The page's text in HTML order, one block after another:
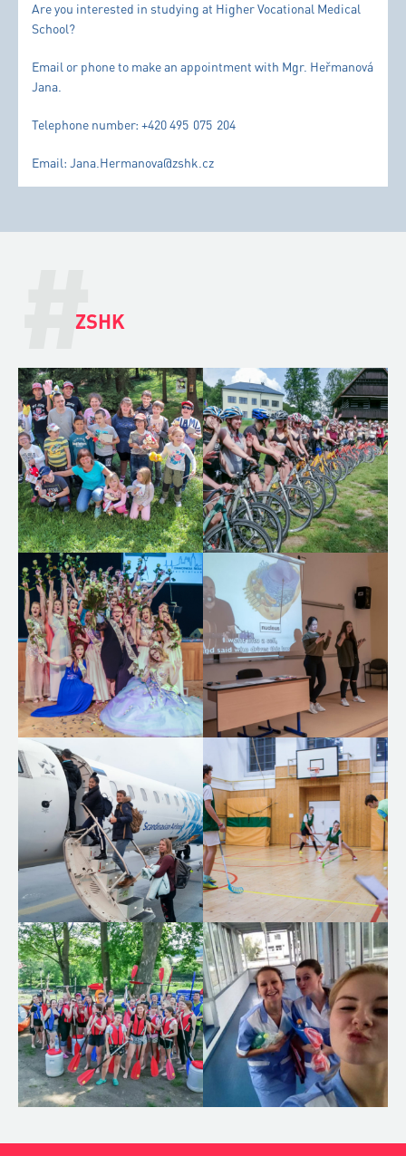
Are you interested in studying at Higher Vocational Medical
School?
Email or phone to make an appointment with Mgr. Heřmanová
Jana.
Telephone number: +420 495 075 204
Email: Jana.Hermanova@zshk.cz
#
ZSHK